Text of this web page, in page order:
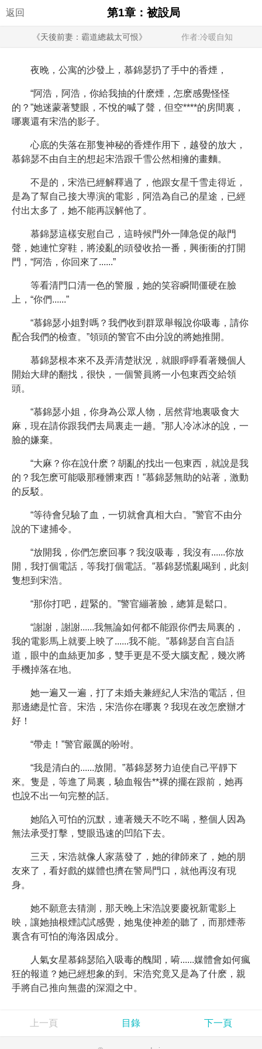
返回 第1章：被設局
《天後前妻：霸道總裁太可恨》 作者:冷暖自知
夜晚，公寓的沙發上，慕錦瑟扔了手中的香煙，
“阿浩，阿浩，你給我抽的什麽煙，怎麽感覺怪怪
的？”她迷蒙著雙眼，不悅的喊了聲，但空****的房間裏，
哪裏還有宋浩的影子。
心底的失落在那隻神秘的香煙作用下，越發的放大，
慕錦瑟不由自主的想起宋浩跟千雪公然相擁的畫麵。
不是的，宋浩已經解釋過了，他跟女星千雪走得近，
是為了幫自己接大導演的電影，阿浩為自己的星途，已經
付出太多了，她不能再誤解他了。
慕錦瑟這樣安慰自己，這時候門外一陣急促的敲門
聲，她連忙穿鞋，將淩亂的頭發收拾一番，興衝衝的打開
門，“阿浩，你回來了......”
等看清門口清一色的警服，她的笑容瞬間僵硬在臉
上，“你們......”
“慕錦瑟小姐對嗎？我們收到群眾舉報說你吸毒，請你
配合我們的檢查。”領頭的警官不由分說的將她推開。
慕錦瑟根本來不及弄清楚狀況，就眼睜睜看著幾個人
開始大肆的翻找，很快，一個警員將一小包東西交給領
頭。
“慕錦瑟小姐，你身為公眾人物，居然背地裏吸食大
麻，現在請你跟我們去局裏走一趟。”那人冷冰冰的說，一
臉的嫌棄。
“大麻？你在說什麽？胡亂的找出一包東西，就說是我
的？我怎麽可能吸那種髒東西！”慕錦瑟無助的站著，激動
的反駁。
“等待會兒驗了血，一切就會真相大白。”警官不由分
說的下逮捕令。
“放開我，你們怎麽回事？我沒吸毒，我沒有......你放
開，我打個電話，等我打個電話。”慕錦瑟慌亂喝到，此刻
隻想到宋浩。
“那你打吧，趕緊的。”警官繃著臉，總算是鬆口。
“謝謝，謝謝......我無論如何都不能跟你們去局裏的，
我的電影馬上就要上映了......我不能。”慕錦瑟自言自語
道，眼中的血絲更加多，雙手更是不受大腦支配，幾次將
手機掉落在地。
她一遍又一遍，打了未婚夫兼經紀人宋浩的電話，但
那邊總是忙音。宋浩，宋浩你在哪裏？我現在改怎麽辦才
好！
“帶走！”警官嚴厲的吩咐。
“我是清白的......放開。”慕錦瑟努力迫使自己平靜下
來。隻是，等進了局裏，驗血報告**裸的擺在跟前，她再
也說不出一句完整的話。
她陷入可怕的沉默，連著幾天不吃不喝，整個人因為
無法承受打擊，雙眼迅速的凹陷下去。
三天，宋浩就像人家蒸發了，她的律師來了，她的朋
友來了，看好戲的媒體也擠在警局門口，就他再沒有現
身。
她不願意去猜測，那天晚上宋浩說要慶祝新電影上
映，讓她抽根煙試試感覺，她鬼使神差的聽了，而那煙蒂
裏含有可怕的海洛因成分。
人氣女星慕錦瑟陷入吸毒的醜聞，嗬......媒體會如何瘋
狂的報道？她已經想象的到。宋浩究竟又是為了什麽，親
手將自己推向無盡的深淵之中。
上一頁 目錄 下一頁